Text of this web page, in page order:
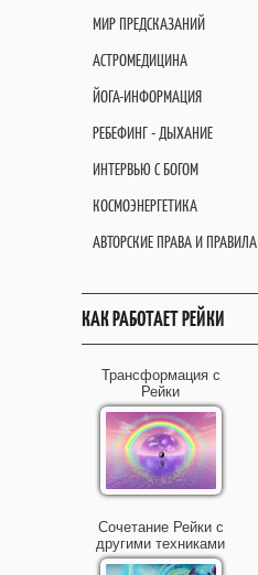
МИР ПРЕДСКАЗАНИЙ
АСТРОМЕДИЦИНА
ЙОГА-ИНФОРМАЦИЯ
РЕБЕФИНГ - ДЫХАНИЕ
ИНТЕРВЬЮ С БОГОМ
КОСМОЭНЕРГЕТИКА
АВТОРСКИЕ ПРАВА И ПРАВИЛА
КАК РАБОТАЕТ РЕЙКИ
Трансформация с
Рейки
Сочетание Рейки с
другими техниками